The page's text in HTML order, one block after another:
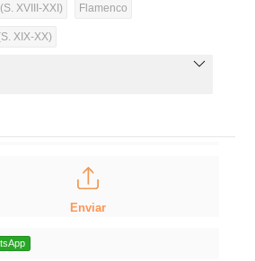
XVIII-XXI) Flamenco
XIX-XX)
Enviar